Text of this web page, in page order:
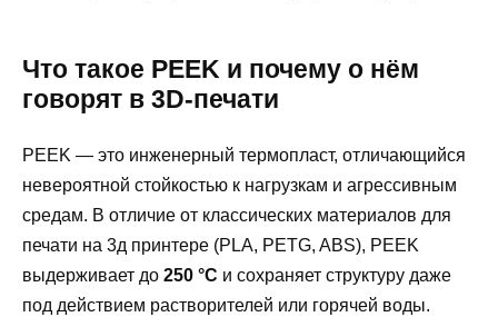
Что такое PEEK и почему о нём
говорят в 3D-печати
PEEK — это инженерный термопласт, отличающийся
невероятной стойкостью к нагрузкам и агрессивным
средам. В отличие от классических материалов для
печати на 3д принтере (PLA, PETG, ABS), PEEK
выдерживает до 250 °C и сохраняет структуру даже
под действием растворителей или горячей воды.